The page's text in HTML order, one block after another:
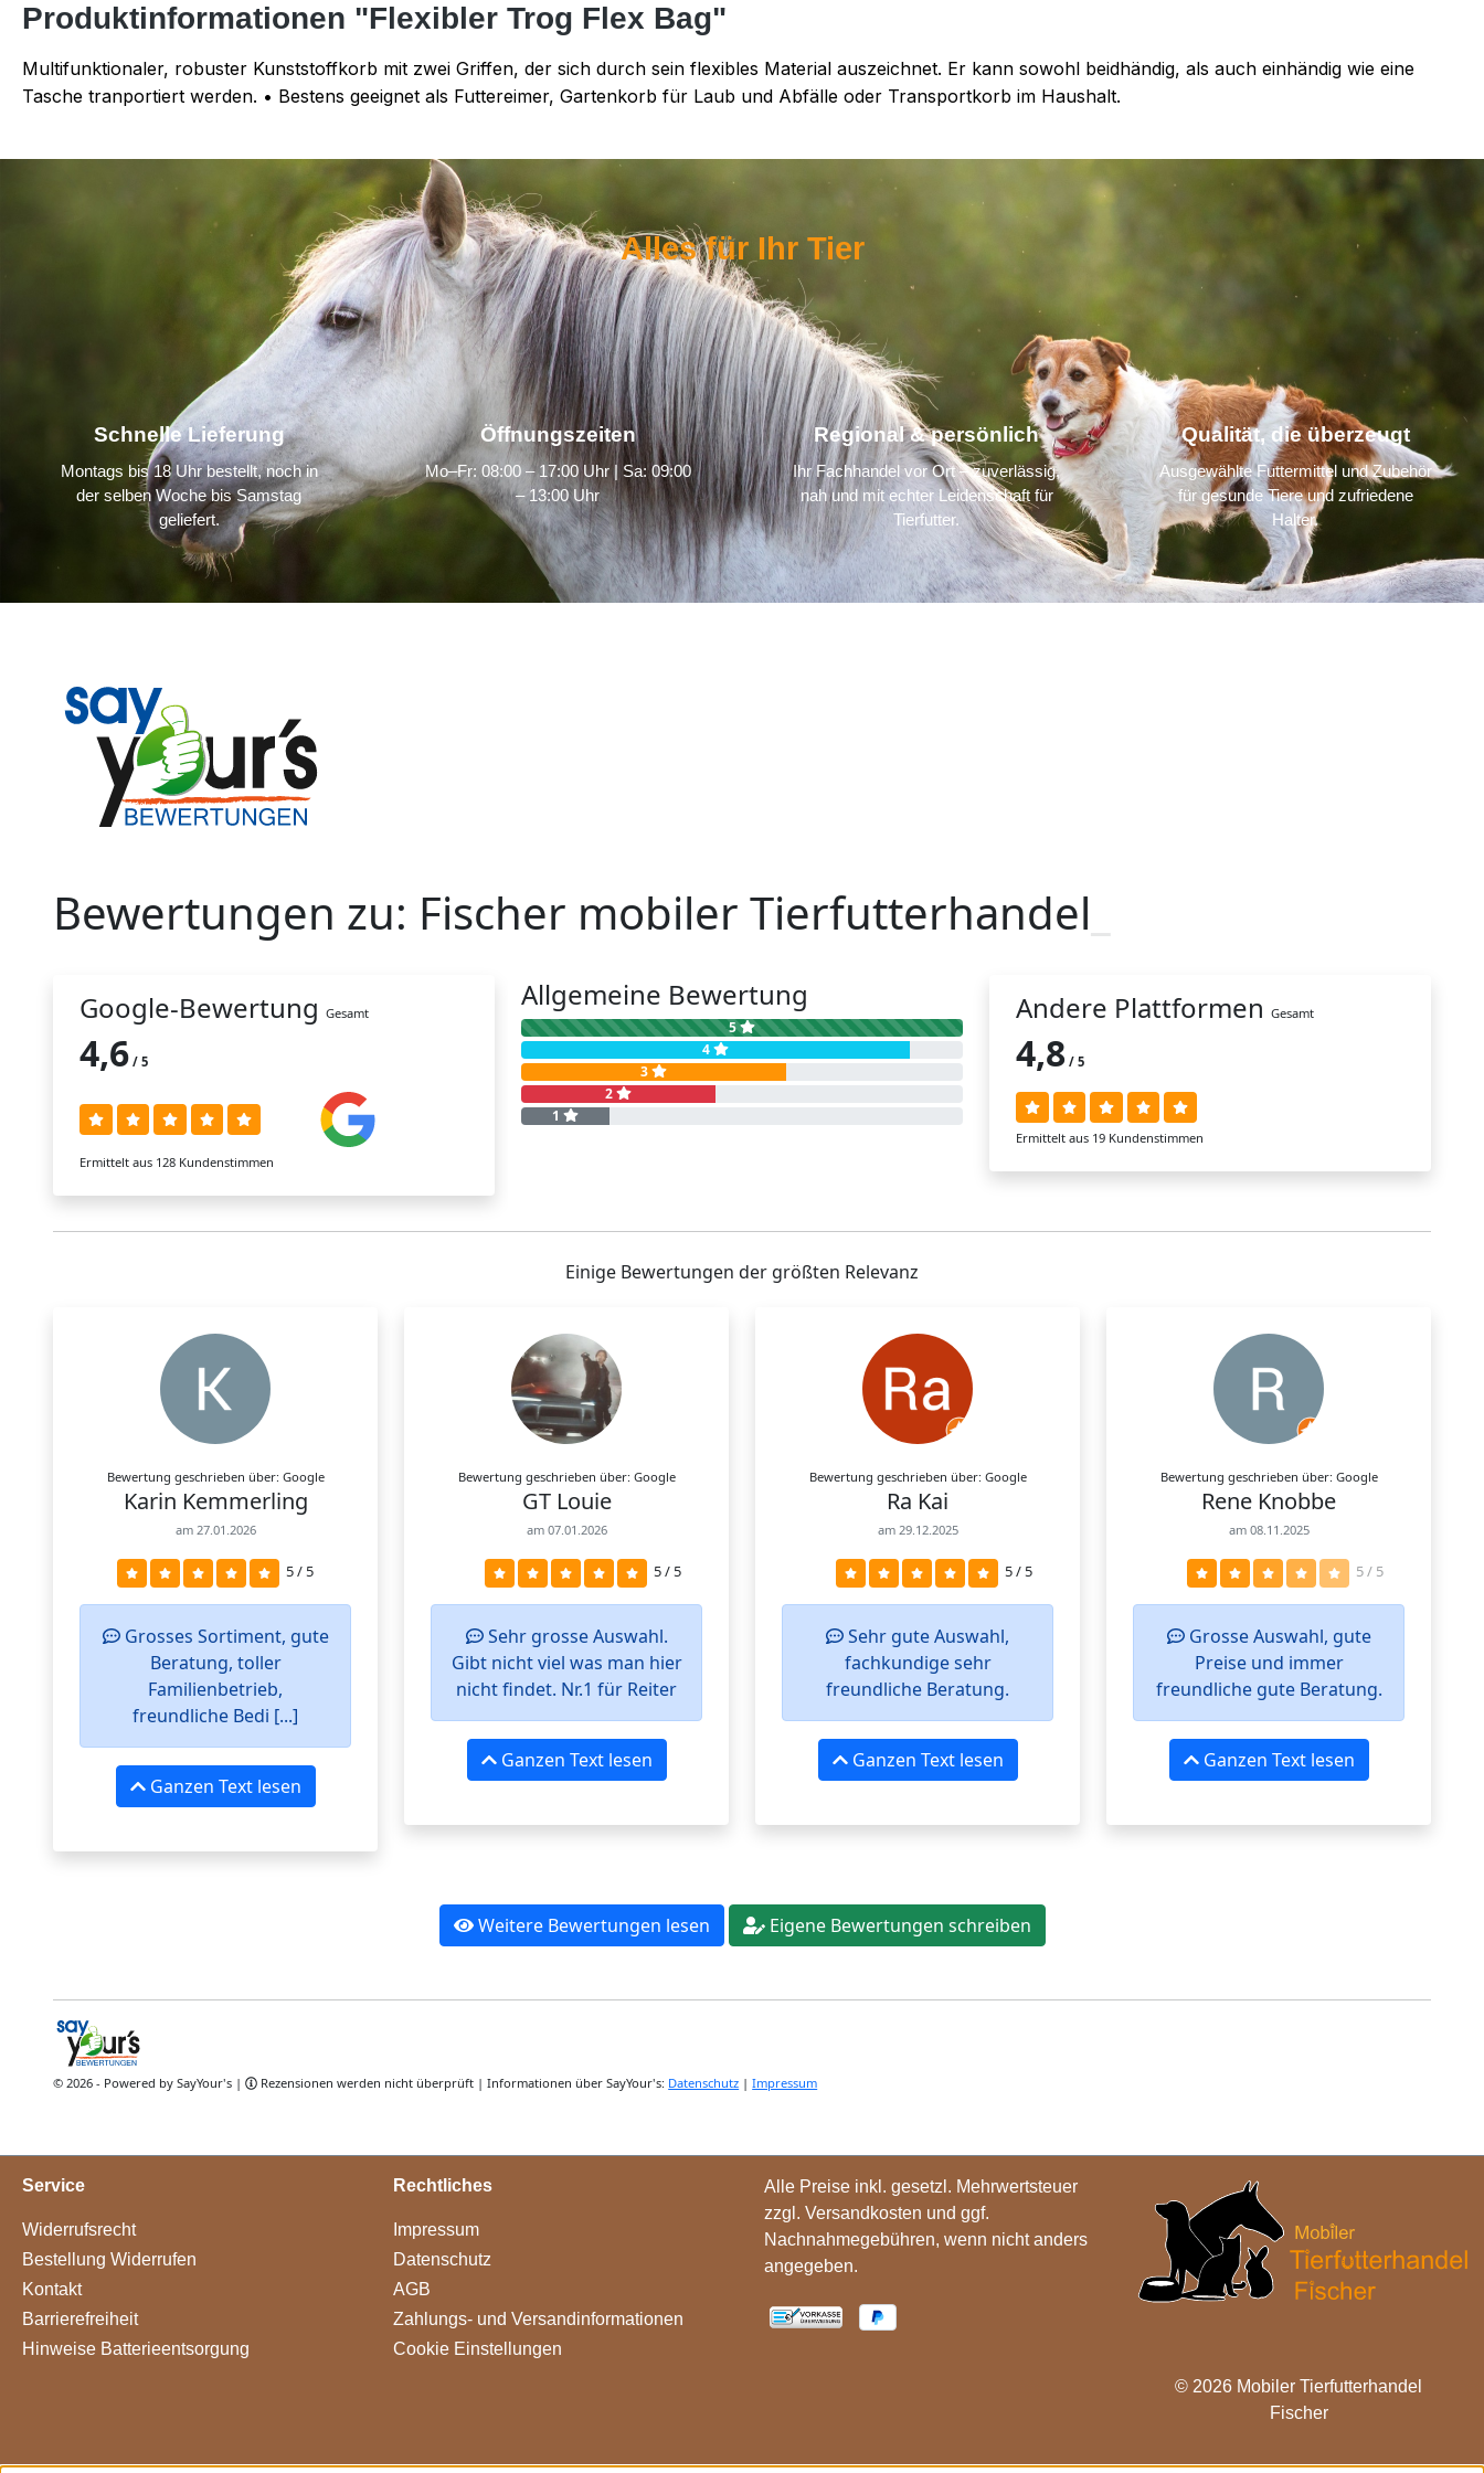
Produktinformationen "Flexibler Trog Flex Bag"
Multifunktionaler, robuster Kunststoffkorb mit zwei Griffen, der sich durch sein flexibles Material auszeichnet. Er kann sowohl beidhändig, als auch einhändig wie eine
Tasche tranportiert werden. • Bestens geeignet als Futtereimer, Gartenkorb für Laub und Abfälle oder Transportkorb im Haushalt.
Alles für Ihr Tier
Schnelle Lieferung
Montags bis 18 Uhr bestellt, noch in
der selben Woche bis Samstag
geliefert.
Öffnungszeiten
Mo–Fr: 08:00 – 17:00 Uhr | Sa: 09:00
– 13:00 Uhr
Regional & persönlich
Ihr Fachhandel vor Ort – zuverlässig,
nah und mit echter Leidenschaft für
Tierfutter.
Qualität, die überzeugt
Ausgewählte Futtermittel und Zubehör
für gesunde Tiere und zufriedene
Halter.
Service
Widerrufsrecht
Bestellung Widerrufen
Kontakt
Barrierefreiheit
Hinweise Batterieentsorgung
Rechtliches
Impressum
Datenschutz
AGB
Zahlungs- und Versandinformationen
Cookie Einstellungen
Alle Preise inkl. gesetzl. Mehrwertsteuer
zzgl. Versandkosten und ggf.
Nachnahmegebühren, wenn nicht anders
angegeben.
© 2026 Mobiler Tierfutterhandel
Fischer